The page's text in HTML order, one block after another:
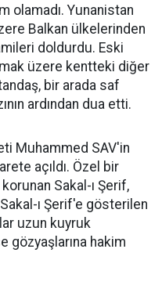
olamadı. Yunanistan
Balkan ülkelerinden
doldurdu. Eski
üzere kentteki diğer
bir arada saf
ardından dua etti.
Muhammed SAV'in
açıldı. Özel bir
Sakal-ı Şerif,
ı Şerif'e gösterilen
uzun kuyruk
gözyaşlarına hakim